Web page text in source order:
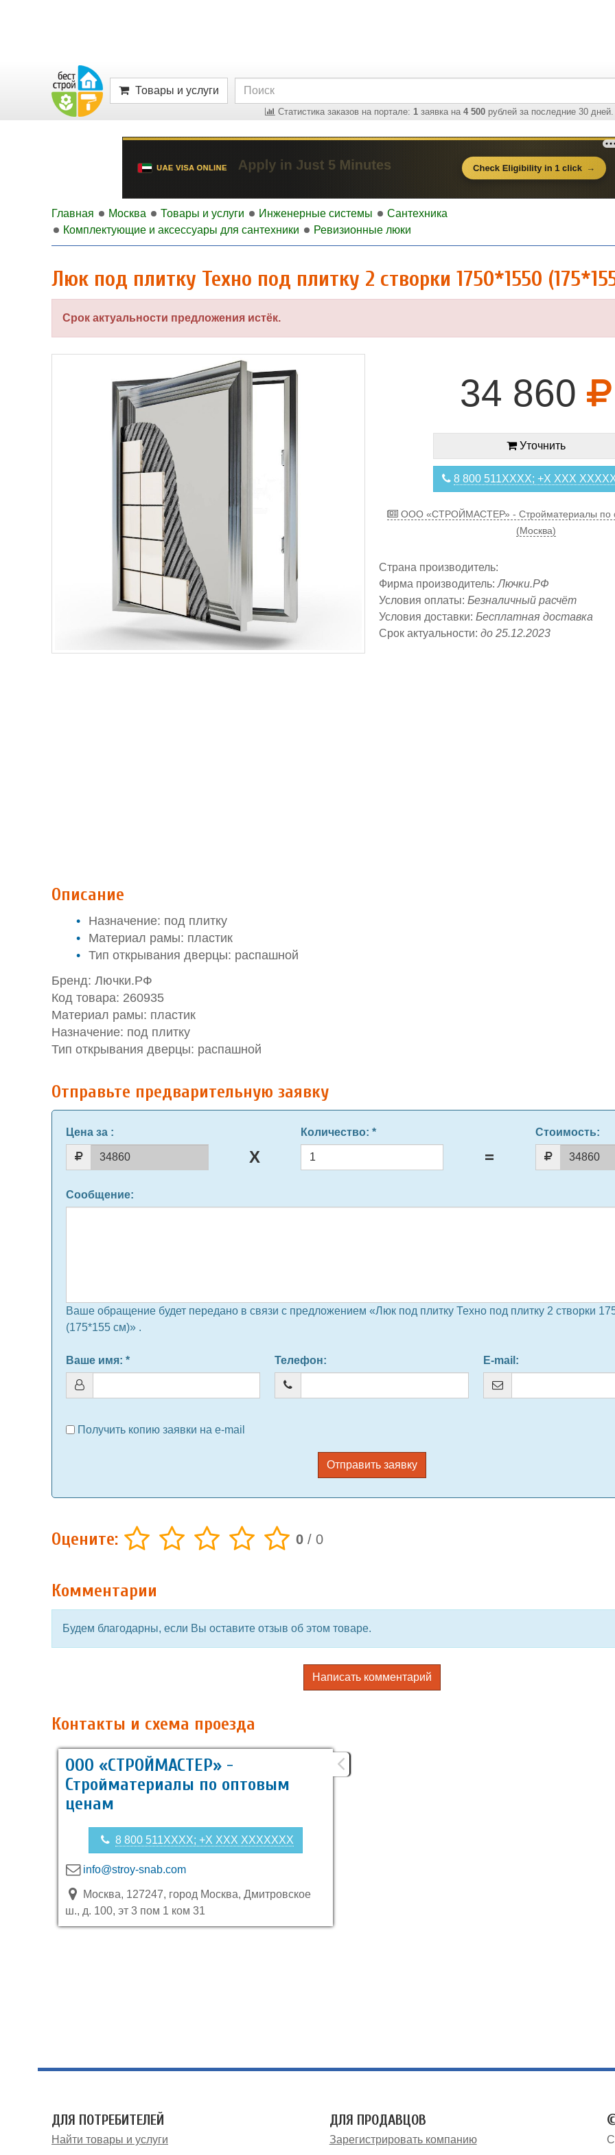
Товары и услуги
Статистика заказов на портале: 1заявка на 4 500рублей за последние 30 дней.
Главная Москва Товары и услуги Инженерные системы
Сантехника
Комплектующие и аксессуары для сантехники
Ревизионные люки
Люк под плитку Техно под плитку 2 створки 1750*1550
Срок актуальности предложения истёк.
34 860
Уточнить
8 800 511XXXX; +X XXX
ООО «СТРОЙМАСТЕР» - Стройматериалы по
(Москва)
Страна производитель:
Фирма производитель:Лючки.РФ
Условия оплаты: Безналичный расчёт
Условия доставки: Бесплатная доставка
Срок актуальности: до 25.12.2023
Описание
Назначение: под плитку
Материал рамы: пластик
Тип открывания дверцы: распашной
Бренд: Лючки.РФ
Код товара: 260935
Материал рамы: пластик
Назначение: под плитку
Тип открывания дверцы: распашной
Отправьте предварительную заявку
Цена за : Количество: * Стоимость:
Сообщение:
Ваше обращение будет передано в связи с предложением «Люк под плитку Техно под плитку 2 створки
(175*155 см)» .
Ваше имя: * Телефон: E-mail :
Получить копию заявки на e-mail
Отправить заявку
Оцените: 0 / 0
Комментарии
Будем благодарны, если Вы оставите отзыв об этом товаре.
Написать комментарий
Контакты и схема проезда
ООО «СТРОЙМАСТЕР» -
Стройматериалы по оптовым
ценам
8 800 511XXXX; +X XXX XXXXXXX
info@stroy-snab.com
Москва, 127247, город Москва, Дмитровское
ш., д. 100, эт 3 пом 1 ком 31
ДЛЯ ПОТРЕБИТЕЛЕЙ
Найти товары и услуги
ДЛЯ ПРОДАВЦОВ
Зарегистрировать компанию